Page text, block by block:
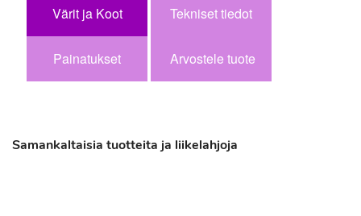
Värit ja Koot Tekniset tiedot
Painatukset Arvostele tuote
Samankaltaisia tuotteita ja liikelahjoja